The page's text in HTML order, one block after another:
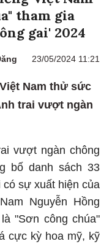
tham gia
gai' 2024
23/05/2024 11:21
Nam thử sức
trai vượt ngàn
vượt ngàn chông
bố danh sách 33
sự xuất hiện của
Nguyễn Hồng
"Sơn công chúa"
cực kỳ hoa mỹ, kỹ